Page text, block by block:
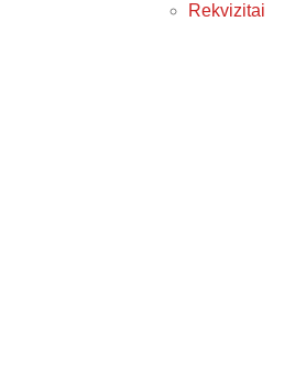
Rekvizitai